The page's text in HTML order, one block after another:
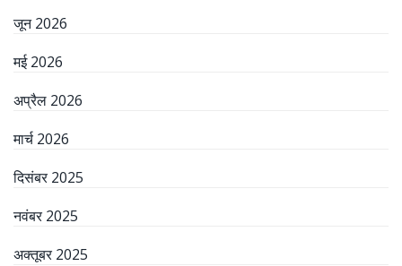
जून 2026
मई 2026
अप्रैल 2026
मार्च 2026
दिसंबर 2025
नवंबर 2025
अक्तूबर 2025